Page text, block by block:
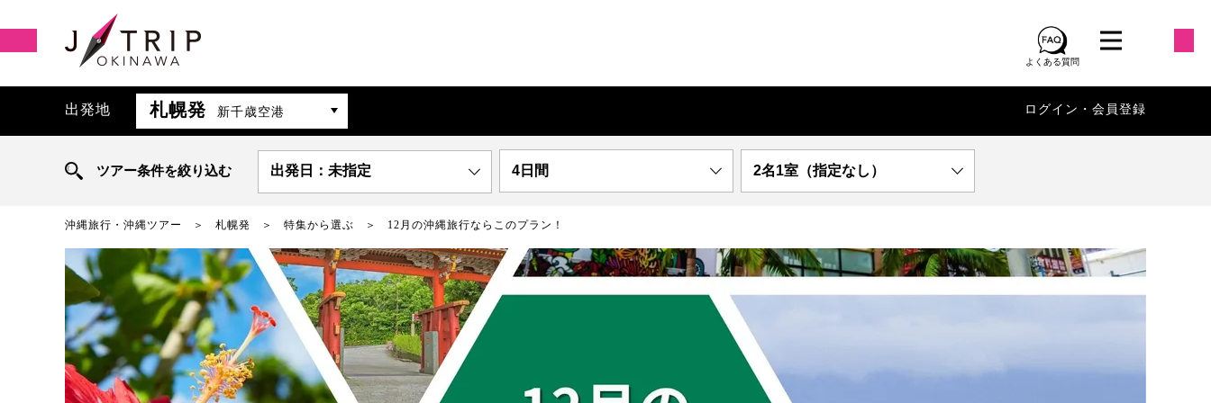
よくある質問
出発地 札幌発 新千歳空港 ログイン・会員登録
ツアー条件を絞り込む 出発日：未指定 4日間 2名1室（指定なし）
沖縄旅行・沖縄ツアー 札幌発 特集から選ぶ 12月の沖縄旅行ならこのプラン！